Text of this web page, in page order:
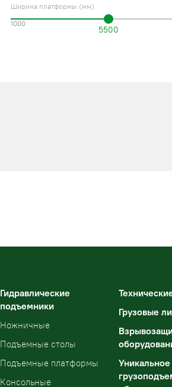
Ширина платформы (мм)
5500
1000
Гидравлические
подъемники
Ножничные
Подъемные столы
Подъемные платформы
Консольные
Грузовые
Уникальное